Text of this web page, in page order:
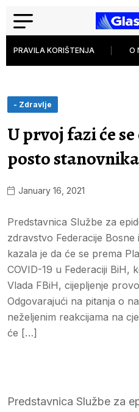
PRAVILA KORIŠTENJA O
- Zdravlje
U prvoj fazi će
posto stanovnika
January 16, 2021
Predstavnica Službe za
zdravstvo Federacije
kazala je da će se prema
COVID-19 u Federaciji BiH,
Vlada FBiH, cijepljenje
Odgovarajući na pitanja o
neželjenim reakcijama na
će […]
Predstavnica Službe za